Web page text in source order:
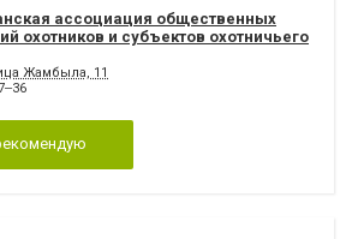
ассоциация общественных
охотников и субъектов охотничьего
Жамбыла, 11